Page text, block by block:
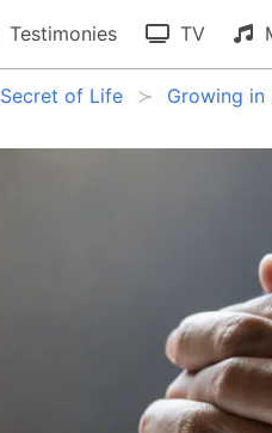
Testimonies TV
Secret of Life Growing in